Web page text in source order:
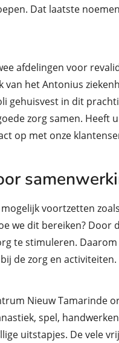
Dat laatste
afdelingen voor
van het Antonius
gehuisvest in dit
zorg samen. Heeft
op met onze
mogelijk voortzetten
we dit bereiken? Door
te stimuleren.
de zorg en activiteiten.
Nieuw Tamarinde
spel,
uitstapjes. De vele